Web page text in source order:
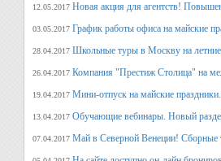
12.05.2017 Новая акция для агентств!
03.05.2017 График работы офиса на майские
28.04.2017 Школьные туры в Москву на
26.04.2017 Компания "Престиж Столица" на
19.04.2017 Мини-отпуск на майские
13.04.2017 Обучающие вебинары. Новый
07.04.2017 Май в Северной Венеции! Сборные